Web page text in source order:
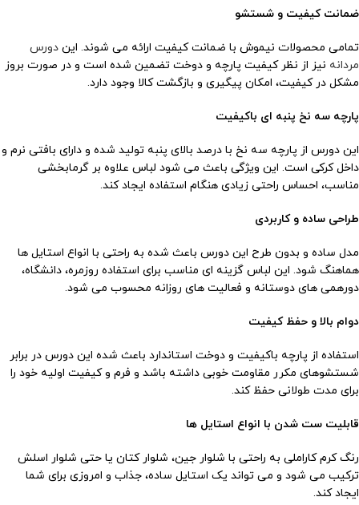
ضمانت کیفیت و شستشو
تمامی محصولات نیموش با ضمانت کیفیت ارائه می شوند. این دورس
مردانه نیز از نظر کیفیت پارچه و دوخت تضمین شده است و در صورت بروز
مشکل در کیفیت، امکان پیگیری و بازگشت کالا وجود دارد.
پارچه سه نخ پنبه ای باکیفیت
این دورس از پارچه سه نخ با درصد بالای پنبه تولید شده و دارای بافتی نرم و
داخل کرکی است. این ویژگی باعث می شود لباس علاوه بر گرمابخشی
مناسب، احساس راحتی زیادی هنگام استفاده ایجاد کند.
طراحی ساده و کاربردی
مدل ساده و بدون طرح این دورس باعث شده به راحتی با انواع استایل ها
هماهنگ شود. این لباس گزینه ای مناسب برای استفاده روزمره، دانشگاه،
دورهمی های دوستانه و فعالیت های روزانه محسوب می شود.
دوام بالا و حفظ کیفیت
استفاده از پارچه باکیفیت و دوخت استاندارد باعث شده این دورس در برابر
شستشوهای مکرر مقاومت خوبی داشته باشد و فرم و کیفیت اولیه خود را
برای مدت طولانی حفظ کند.
قابلیت ست شدن با انواع استایل ها
رنگ کرم کاراملی به راحتی با شلوار جین، شلوار کتان یا حتی شلوار اسلش
ترکیب می شود و می تواند یک استایل ساده، جذاب و امروزی برای شما
ایجاد کند.